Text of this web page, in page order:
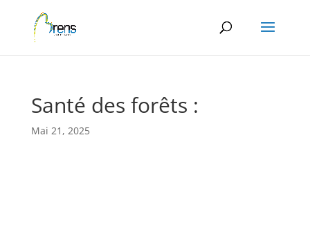
Santé des forêts :
Mai 21, 2025